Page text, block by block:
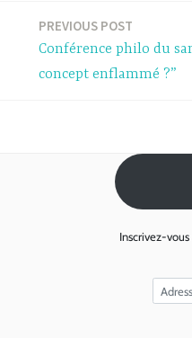
PREVIOUS POST
Conférence philo du
concept enflammé ?”
Inscrivez-